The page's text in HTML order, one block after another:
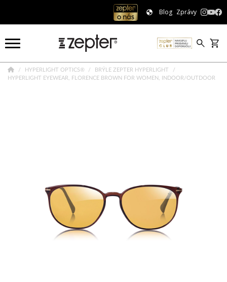
Blog Zprávy
HYPERLIGHT OPTICS®
BRÝLE ZEPTER HYPERLIGHT
HYPERLIGHT EYEWEAR, FLORENCE BROWN FOR WOMEN, INDOOR/OUTDOOR